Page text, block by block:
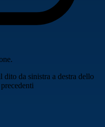
da sinistra a destra dello